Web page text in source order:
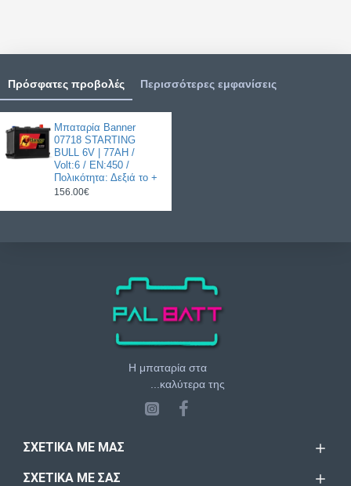
Πρόσφατες προβολές Περισσότερες εμφανίσεις
Μπαταρία Banner
07718 STARTING
BULL 6V | 77AH /
Volt:6 / EN:450 /
Πολικότητα: Δεξιά το +
156.00€
Η μπαταρία στα
...καλύτερα της
ΣΧΕΤΙΚΆ ΜΕ ΜΑΣ
ΣΧΕΤΙΚΆ ΜΕ ΣΑΣ